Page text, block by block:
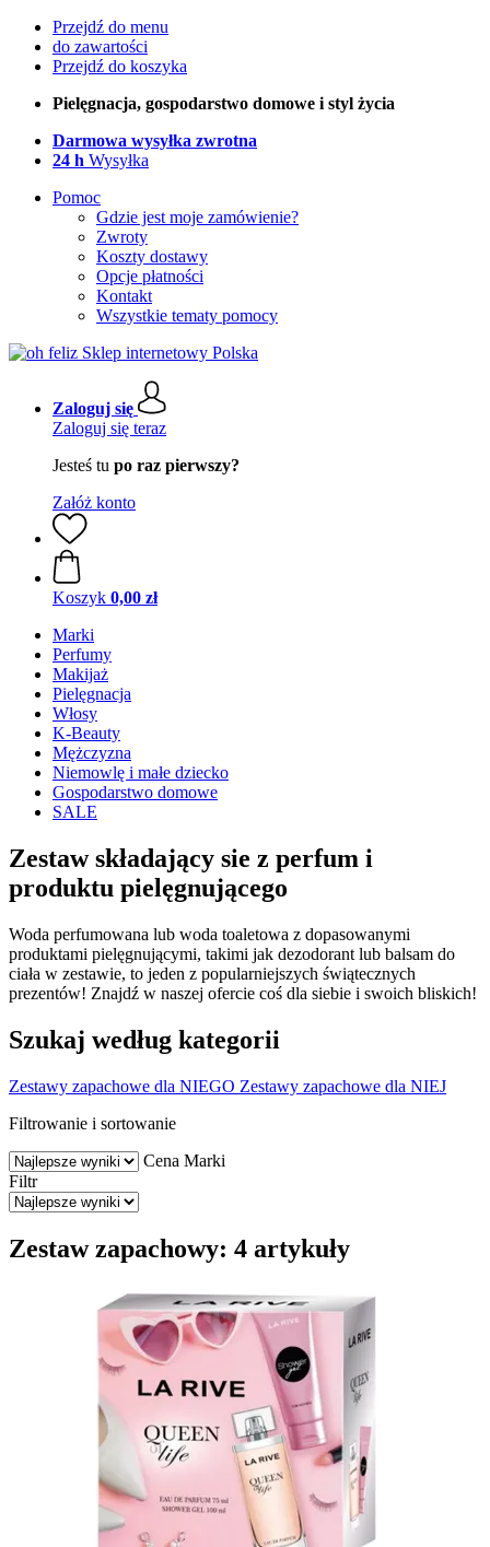
Przejdź do menu
do zawartości
Przejdź do koszyka
Pielęgnacja, gospodarstwo domowe i styl życia
Darmowa wysyłka zwrotna
24 h Wysyłka
Pomoc
Gdzie jest moje zamówienie?
Zwroty
Koszty dostawy
Opcje płatności
Kontakt
Wszystkie tematy pomocy
Zaloguj się
Zaloguj się teraz
Jesteś tu po raz pierwszy?
Załóż konto
Koszyk 0,00 zł
Marki
Perfumy
Makijaż
Pielęgnacja
Włosy
K-Beauty
Mężczyzna
Niemowlę i małe dziecko
Gospodarstwo domowe
SALE
Zestaw składający sie z perfum i
produktu pielęgnującego
Woda perfumowana lub woda toaletowa z dopasowanymi
produktami pielęgnującymi, takimi jak dezodorant lub balsam do
ciała w zestawie, to jeden z popularniejszych świątecznych
prezentów! Znajdź w naszej ofercie coś dla siebie i swoich bliskich!
Szukaj według kategorii
Zestawy zapachowe dla NIEGO Zestawy zapachowe dla NIEJ
Filtrowanie i sortowanie
Cena Marki
Filtr
Zestaw zapachowy: 4 artykuły